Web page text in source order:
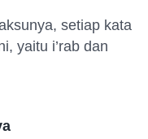
setiap kata
yaitu i’rab dan